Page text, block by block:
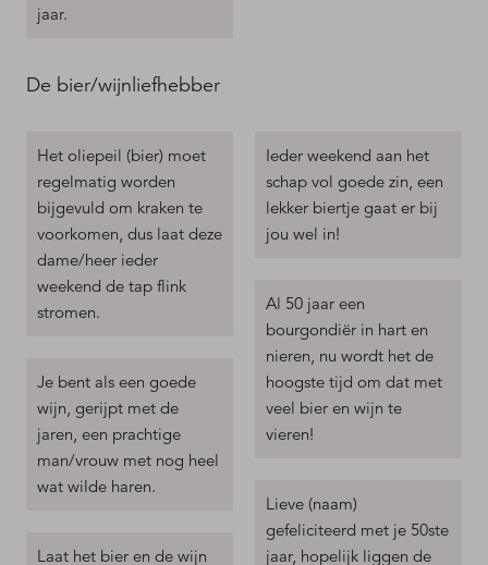
jaar.
De bier/wijnliefhebber
Het oliepeil (bier) moet
regelmatig worden
bijgevuld om kraken te
voorkomen, dus laat deze
dame/heer ieder
weekend de tap flink
stromen.
Je bent als een goede
wijn, gerijpt met de
jaren, een prachtige
man/vrouw met nog heel
wat wilde haren.
Laat het bier en de wijn
Ieder weekend aan het
schap vol goede zin, een
lekker biertje gaat er bij
jou wel in!
Al 50 jaar een
bourgondiër in hart en
nieren, nu wordt het de
hoogste tijd om dat met
veel bier en wijn te
vieren!
Lieve (naam)
gefeliciteerd met je 50ste
jaar, hopelijk liggen de